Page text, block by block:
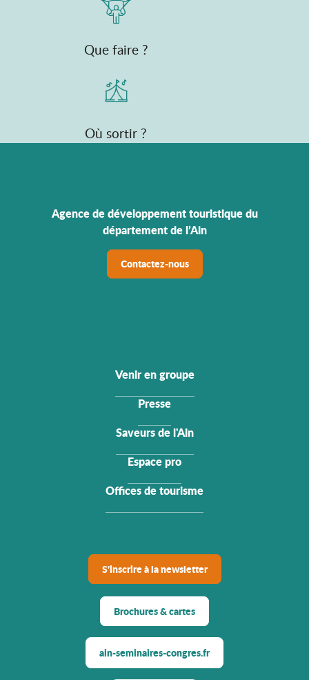
Que faire ?
Où sortir ?
Agence de développement touristique du
département de l’Ain
Contactez-nous
Venir en groupe
Presse
Saveurs de l'Ain
Espace pro
Offices de tourisme
S'inscrire à la newsletter
Brochures & cartes
ain-seminaires-congres.fr